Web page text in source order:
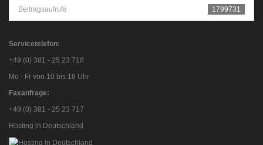
Beitragsaufrufe 1799731
Servicetelefon:
+49 (0) 381 - 25 23 718
Mo - Fr von 10 bis 18 Uhr
Faxanfrage:
+49 (0) 381 - 25 23 717
Hosting in Deutschland